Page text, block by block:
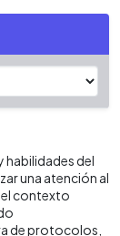
del
una atención al
el contexto
de protocolos,